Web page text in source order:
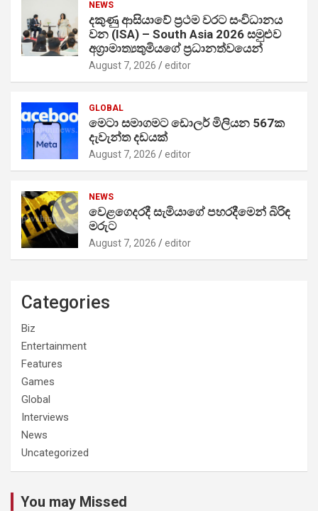
NEWS
දකුණු ආසියාවේ ප්‍රථම වරට සංවිධානය
වන (ISA) – South Asia 2026 සමුළුව
අග්‍රාමාත්‍යතුමියගේ ප්‍රධානත්වයෙන්
August 7, 2026 editor
GLOBAL
මෙටා සමාගමට ඩොලර් මිලියන 567ක
දැවැන්ත දඩයක්
August 7, 2026 editor
NEWS
වෙළගෙදරදී සැමියාගේ පහරදීමෙන් බිරිඳ
මරුට
August 7, 2026 editor
Categories
Biz
Entertainment
Features
Games
Global
Interviews
News
Uncategorized
You may Missed